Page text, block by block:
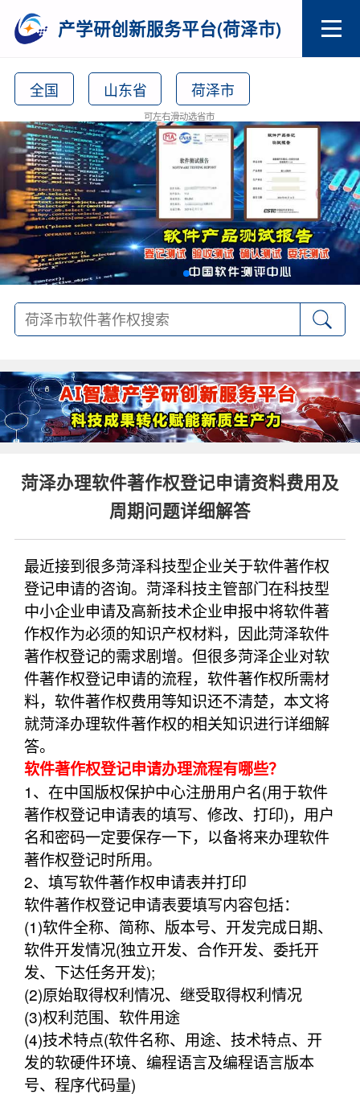
产学研创新服务平台(荷泽市)
全国 山东省 荷泽市
可左右滑动选省市
菏泽办理软件著作权登记申请资料费用及
周期问题详细解答
最近接到很多菏泽科技型企业关于软件著作权
登记申请的咨询。菏泽科技主管部门在科技型
中小企业申请及高新技术企业申报中将软件著
作权作为必须的知识产权材料，因此菏泽软件
著作权登记的需求剧增。但很多菏泽企业对软
件著作权登记申请的流程，软件著作权所需材
料，软件著作权费用等知识还不清楚，本文将
就菏泽办理软件著作权的相关知识进行详细解
答。
软件著作权登记申请办理流程有哪些？
1、在中国版权保护中心注册用户名(用于软件
著作权登记申请表的填写、修改、打印)，用户
名和密码一定要保存一下，以备将来办理软件
著作权登记时所用。
2、填写软件著作权申请表并打印
软件著作权登记申请表要填写内容包括：
(1)软件全称、简称、版本号、开发完成日期、
软件开发情况(独立开发、合作开发、委托开
发、下达任务开发);
(2)原始取得权利情况、继受取得权利情况
(3)权利范围、软件用途
(4)技术特点(软件名称、用途、技术特点、开
发的软硬件环境、编程语言及编程语言版本
号、程序代码量)